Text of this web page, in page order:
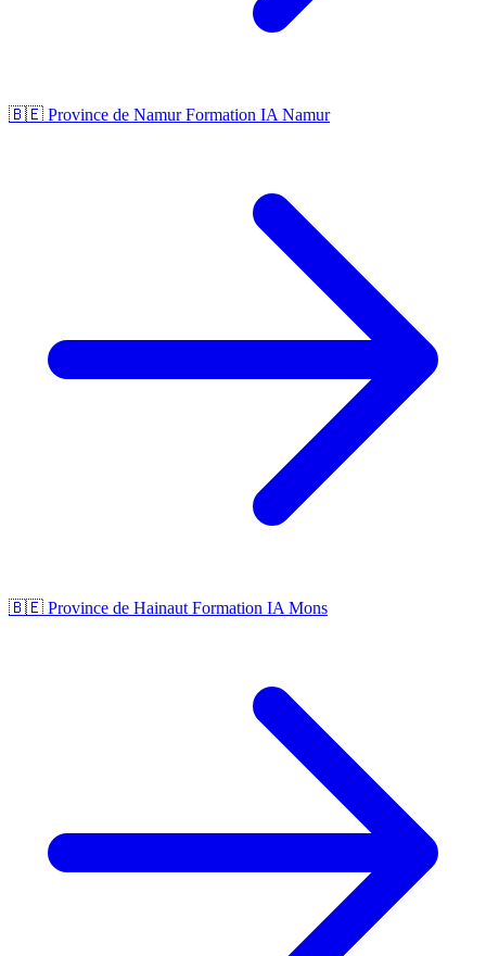
🇧🇪 Province de NamurFormation IA Namur
🇧🇪 Province de Hainaut Formation IA Mons